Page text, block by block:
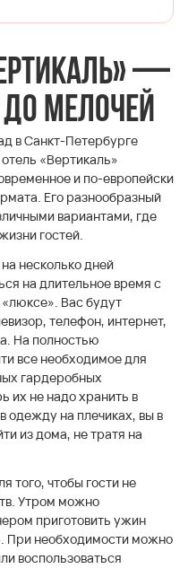
—
мелочей
в Санкт-Петербурге
«Вертикаль»
и по-европейски
Его разнообразный
вариантами, где
гостей.
несколько дней
на длительное время с
Вас будут
телефон, интернет,
На полностью
все необходимое для
гардеробных
их не надо хранить в
одежду на плечиках, вы в
из дома, не тратя на
того, чтобы гости не
Утром можно
приготовить ужин
При необходимости можно
воспользоваться